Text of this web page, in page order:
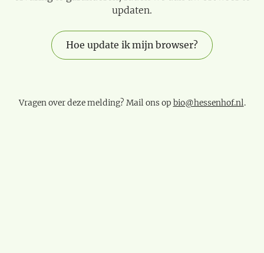
updaten.
Hoe update ik mijn browser?
Vragen over deze melding? Mail ons op bio@hessenhof.nl.